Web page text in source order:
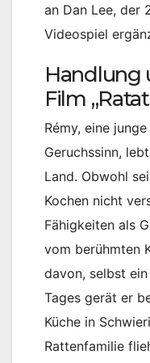
an Dan Lee, der
Videospiel
Handlung
Film
Rémy, eine
Geruchssinn,
Land. Obwohl
Kochen nicht
Fähigkeiten als
vom berühmten
davon, selbst
Tages gerät er
Küche in
Rattenfamilie